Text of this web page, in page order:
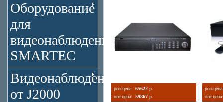
Оборудование
для
видеонаблюдения
SMARTEC
Видеонаблюдение
от J2000
роз.цена: 65622 р.
опт.цена:
59867 р.
роз.цена:
опт.цена: